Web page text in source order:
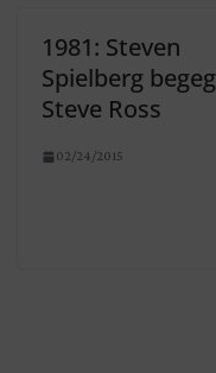
1981: Steven
Spielberg
Steve Ross
02/24/2015